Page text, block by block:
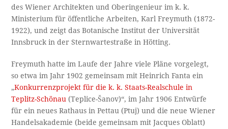
des Wiener Architekten und Oberingenieur im k. k.
Ministerium für öffentliche Arbeiten, Karl Freymuth (1872-
1922), und zeigt das Botanische Institut der Universität
Innsbruck in der Sternwartestraße in Hötting.
Freymuth hatte im Laufe der Jahre viele Pläne vorgelegt,
so etwa im Jahr 1902 gemeinsam mit Heinrich Fanta ein
„Konkurrenzprojekt für die k. k. Staats-Realschule in
Teplitz-Schönau (Teplice-Šanov)“, im Jahr 1906 Entwürfe
für ein neues Rathaus in Pettau (Ptuj) und die neue Wiener
Handelsakademie (beide gemeinsam mit Jacques Oblatt)